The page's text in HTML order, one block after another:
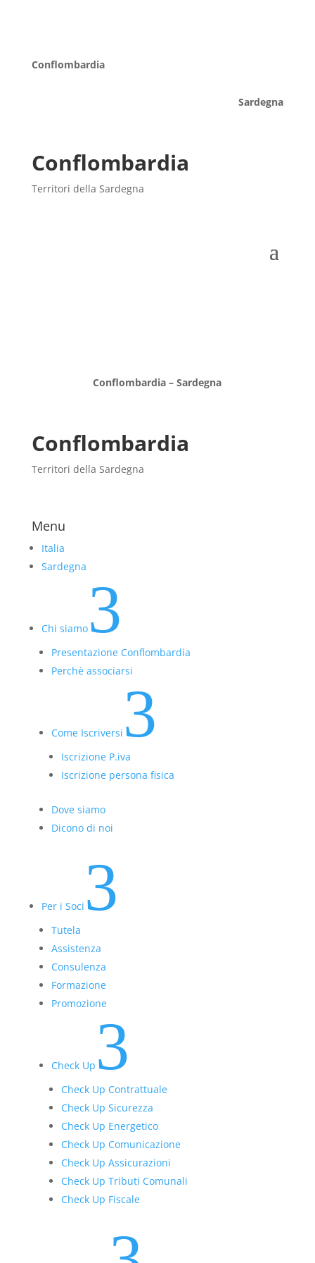
Conflombardia
Sardegna
Conflombardia
Territori della Sardegna
Conflombardia – Sardegna
Conflombardia
Territori della Sardegna
Menu
Italia
Sardegna
Chi siamo3
Presentazione Conflombardia
Perchè associarsi
Come Iscriversi 3
Iscrizione P.iva
Iscrizione persona fisica
Dove siamo
Dicono di noi
Per i Soci 3
Tutela
Assistenza
Consulenza
Formazione
Promozione
Check Up 3
Check Up Contrattuale
Check Up Sicurezza
Check Up Energetico
Check Up Comunicazione
Check Up Assicurazioni
Check Up Tributi Comunali
Check Up Fiscale